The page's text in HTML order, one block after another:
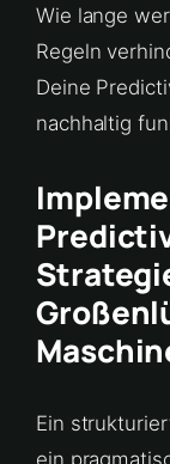
Wie lange
Regeln
Deine
nachhaltig
Ein